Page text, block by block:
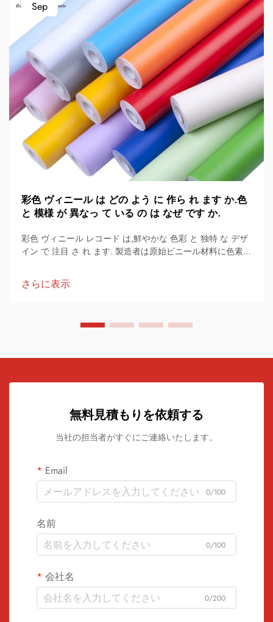
Sep
彩色 ヴィニール は どの よう に 作ら れ ます か.色
と 模様 が 異なっ て いる の は なぜ です か.
彩色 ヴィニール レコード は,鮮やかな 色彩 と 独特 な デザ
イン で 注目 さ れ ます. 製造者は原始ビニール材料に色素や
は 素晴らしい芸術作品に変わります 記録は...
さらに表示
無料見積もりを依頼する
当社の担当者がすぐにご連絡いたします。
Email
0/100
名前
0/100
会社名
0/200